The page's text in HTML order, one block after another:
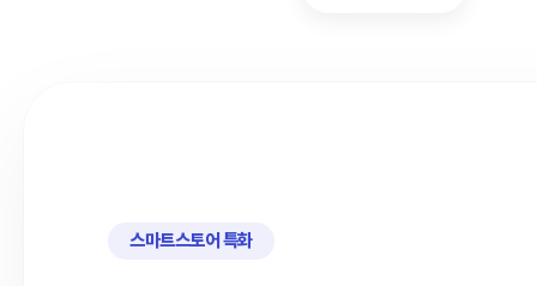
스마트스토어 특화